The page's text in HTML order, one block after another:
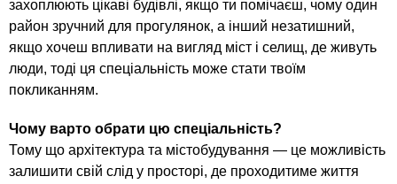
захоплюють цікаві будівлі, якщо ти помічаєш, чому один
район зручний для прогулянок, а інший незатишний,
якщо хочеш впливати на вигляд міст і селищ, де живуть
люди, тоді ця спеціальність може стати твоїм
покликанням.
Чому варто обрати цю спеціальність?
Тому що архітектура та містобудування — це можливість
залишити свій слід у просторі, де проходитиме життя